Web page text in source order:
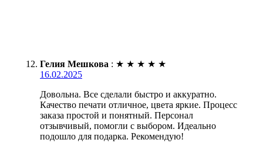
Гелия Мешкова : ★ ★ ★ ★ ★
16.02.2025
Довольна. Все сделали быстро и аккуратно.
Качество печати отличное, цвета яркие. Процесс
заказа простой и понятный. Персонал
отзывчивый, помогли с выбором. Идеально
подошло для подарка. Рекомендую!